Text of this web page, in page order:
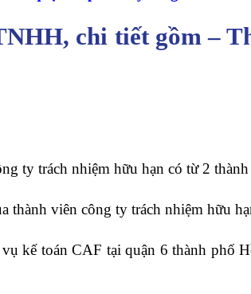
chi tiết gồm –
ty trách nhiệm hữu hạn có từ 2
thành viên công ty trách nhiệm hữu
kế toán CAF tại quận 6 thành phố